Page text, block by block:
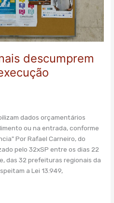
descumprem
dados orçamentários
ou na entrada, conforme
Por Rafael Carneiro, do
pelo 32xSP entre os dias 22
das 32 prefeituras regionais da
a Lei 13.949,